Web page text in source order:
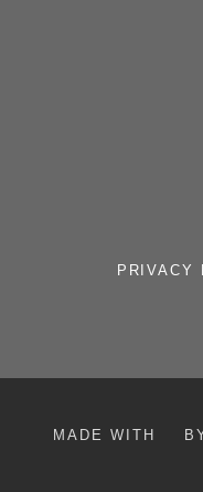
PRIVACY
MADE WITH